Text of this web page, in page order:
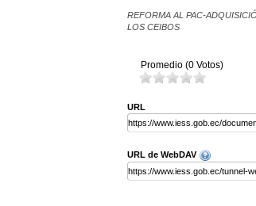
REFORMA AL PAC-
LOS CEIBOS
Promedio (0 Votos)
URL
URL de WebDAV